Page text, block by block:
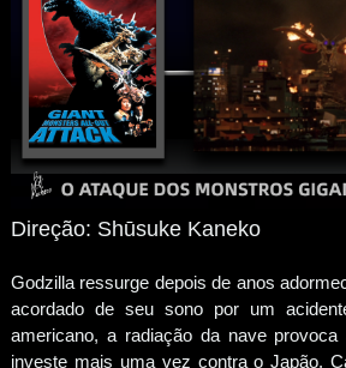
Direção: Shūsuke Kaneko
Godzilla ressurge depois de anos
acordado de seu sono por um
americano, a radiação da nave
investe mais uma vez contra o Japão.